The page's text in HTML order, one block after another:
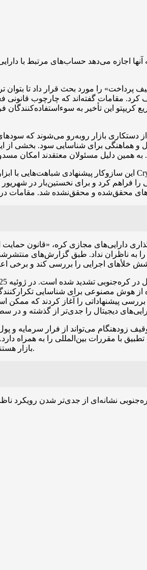
اجازه می‌دهد حساب‌های مرتبط با
کرد. مقامات گفته‌اند که چارچوب
کریپتو این تأخیر به
را به ناظران نداد. طبق گزارش‌های
هوش مصنوعی برای شناسایی
زودهنگام می‌تواند از فرار سرمایه
با مقررات بین‌المللی را به همراه
بازار هستند و گفته‌اند پیشنهادهای نهایی در چارچوب فاز دوم قانون‌گذاری دارایی‌های مجازی بررسی خواهد شد.
نشانه‌ای از جدی‌تر شدن رویکرد